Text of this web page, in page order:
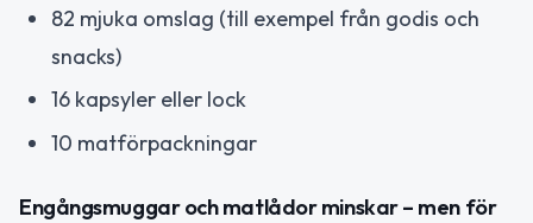
82 mjuka omslag (till exempel från godis och
snacks)
16 kapsyler eller lock
10 matförpackningar
Engångsmuggar och matlådor minskar – men för